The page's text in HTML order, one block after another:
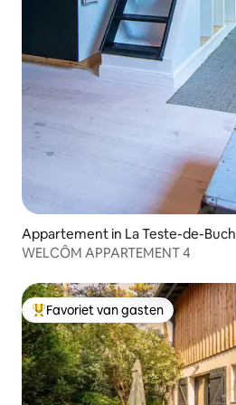
Appartement in La Teste-de-Buch
WELCÔM APPARTEMENT 4
Topfavoriet van gasten
Favoriet van gasten